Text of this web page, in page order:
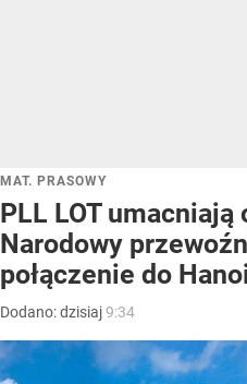
MAT. PRASOWY
PLL LOT
Narodowy
połączenie do
Dodano:dzisiaj9:34